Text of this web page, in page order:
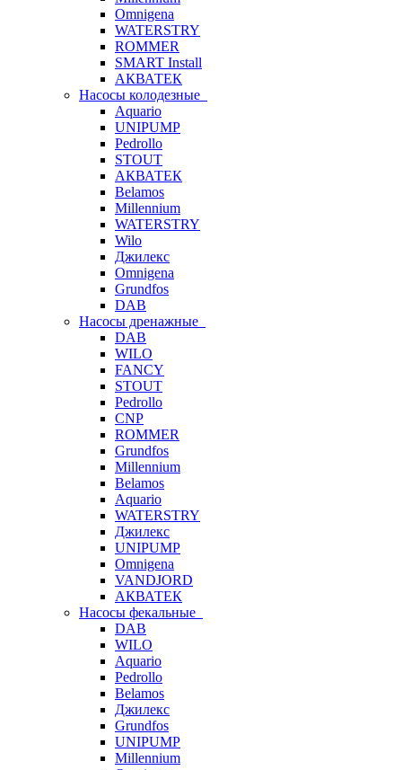
Omnigena
WATERSTRY
ROMMER
SMART Install
АКВАТЕК
Насосы колодезные
Aquario
UNIPUMP
Pedrollo
STOUT
АКВАТЕК
Belamos
Millennium
WATERSTRY
Wilo
Джилекс
Omnigena
Grundfos
DAB
Насосы дренажные
DAB
WILO
FANCY
STOUT
Pedrollo
CNP
ROMMER
Grundfos
Millennium
Belamos
Aquario
WATERSTRY
Джилекс
UNIPUMP
Omnigena
VANDJORD
АКВАТЕК
Насосы фекальные
DAB
WILO
Aquario
Pedrollo
Belamos
Джилекс
Grundfos
UNIPUMP
Millennium